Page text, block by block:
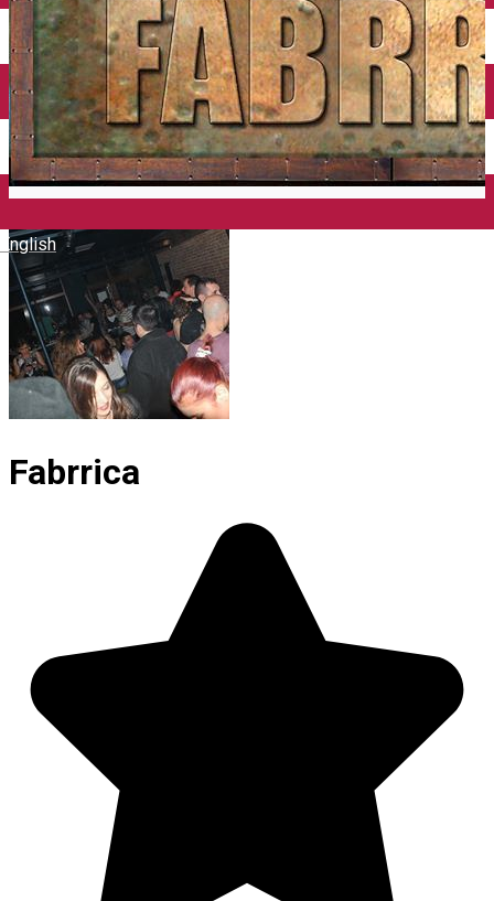
English
Închirieri auto
Închirieri biciclete
Taxi
Încărcare vehicule electrice
Fabrrica